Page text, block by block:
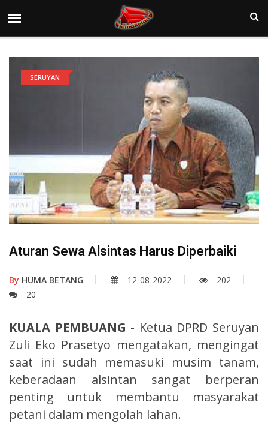
SERUYAN
Aturan Sewa Alsintas Harus Diperbaiki
By HUMA BETANG 12-08-2022
202
20
KUALA PEMBUANG - Ketua DPRD Seruyan
Zuli Eko Prasetyo mengatakan, mengingat
saat ini sudah memasuki musim tanam,
keberadaan alsintan sangat berperan
penting untuk membantu masyarakat
petani dalam mengolah lahan.